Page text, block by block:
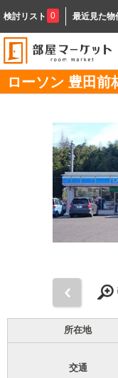
検討リスト 0 最近見た物
ローソン 豊田前
所在地
交通